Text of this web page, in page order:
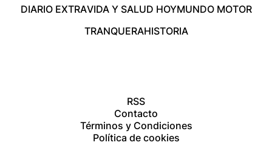
DIARIO EXTRAVIDA Y SALUD HOYMUNDO MOTOR
TRANQUERAHISTORIA
RSS
Contacto
Términos y Condiciones
Política de cookies